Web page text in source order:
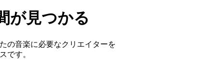
が見つかる
の音楽に必要なクリエイターを
です。